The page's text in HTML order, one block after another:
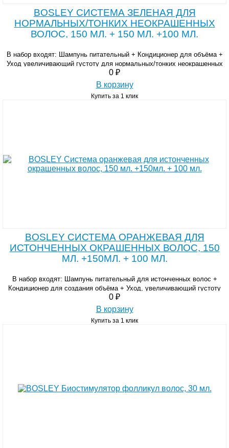
BOSLEY CИСТЕМА ЗЕЛЕНАЯ ДЛЯ
НОРМАЛЬНЫХ/ТОНКИХ НЕОКРАШЕННЫХ
ВОЛОС, 150 МЛ. + 150 МЛ. +100 МЛ.
В набор входят: Шампунь питательный + Кондиционер для объёма +
Уход увеличивающий густоту для нормальных/тонких неокрашенных
волос.
0 ₽
В корзину
Купить за 1 клик
BOSLEY CИСТЕМА ОРАНЖЕВАЯ ДЛЯ
ИСТОНЧЕННЫХ ОКРАШЕННЫХ ВОЛОС, 150
МЛ. +150МЛ. + 100 МЛ.
В набор входят: Шампунь питательный для истонченных волос +
Кондиционер для создания объёма + Уход, увеличивающий густоту
истонченных окрашенных волос.
0 ₽
В корзину
Купить за 1 клик